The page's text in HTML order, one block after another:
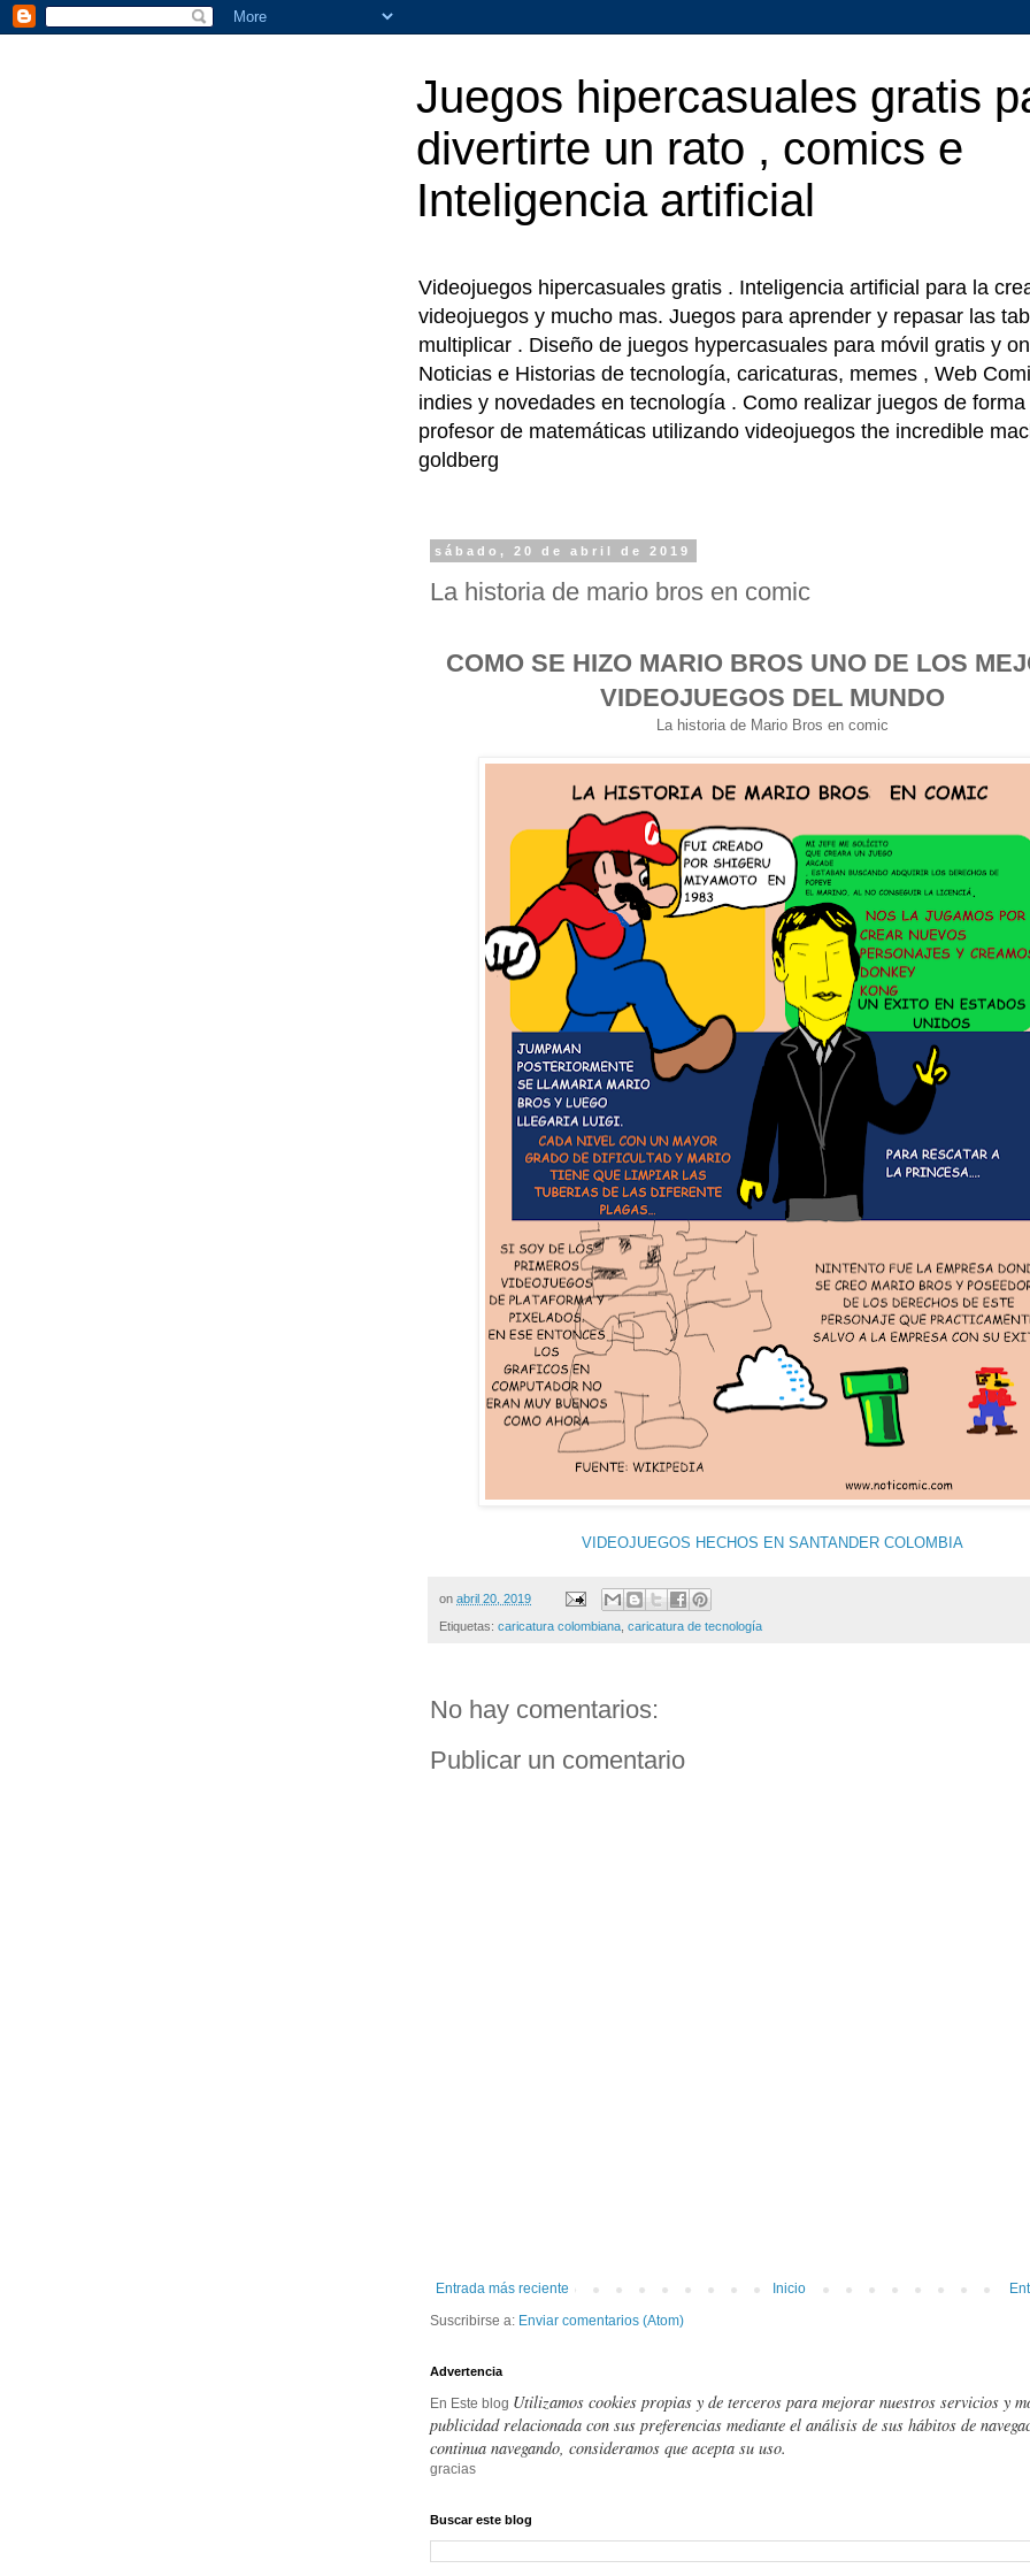
Juegos hipercasuales gratis
divertirte un rato , comics e
Inteligencia artificial
Videojuegos hipercasuales gratis . Inteligencia artificial para la
videojuegos y mucho mas. Juegos para aprender y repasar las
multiplicar . Diseño de juegos hypercasuales para móvil gratis y
Noticias e Historias de tecnología, caricaturas, memes , Web
indies y novedades en tecnología . Como realizar juegos de
profesor de matemáticas utilizando videojuegos the incredible
goldberg
sábado, 20 de abril de 2019
La historia de mario bros en comic
COMO SE HIZO MARIO BROS UNO DE LOS
VIDEOJUEGOS DEL MUNDO
La historia de Mario Bros en comic
VIDEOJUEGOS HECHOS EN SANTANDER COLOMBIA
on abril 20, 2019
Etiquetas: caricatura colombiana caricatura de tecnología
No hay comentarios:
Publicar un comentario
Entrada más reciente
Inicio
Suscribirse a: Enviar comentarios (Atom)
Advertencia
En Este blog Utilizamos cookies propias y de terceros para mejorar nuestros servicios y
publicidad relacionada con sus preferencias mediante el análisis de sus hábitos de
continua navegando, consideramos que acepta su uso.
gracias
Buscar este blog